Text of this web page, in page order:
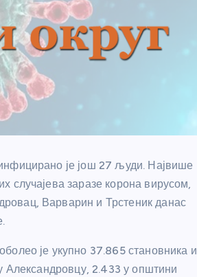
је још 27 људи. Највише
случајева заразе корона вирусом,
Варварин и Трстеник данас
је укупно 37.865 становника и
Александровцу, 2.433 у општини